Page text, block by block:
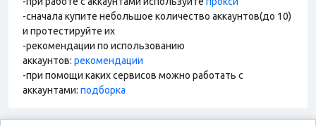
-сначала купите небольшое количество аккаунтов(до 10)
и протестируйте их
-рекомендации по использованию
аккаунтов: рекомендации
-при помощи каких сервисов можно работать с
аккаунтами: подборка